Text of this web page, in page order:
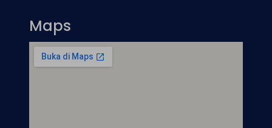
Maps